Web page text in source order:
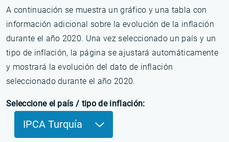
A continuación se muestra un gráfico y una tabla con
información adicional sobre la evolución de la inflación
durante el año 2020. Una vez seleccionado un país y un
tipo de inflación, la página se ajustará automáticamente
y mostrará la evolución del dato de inflación
seleccionado durante el año 2020.
Seleccione el país / tipo de inflación:
IPCA Turquía